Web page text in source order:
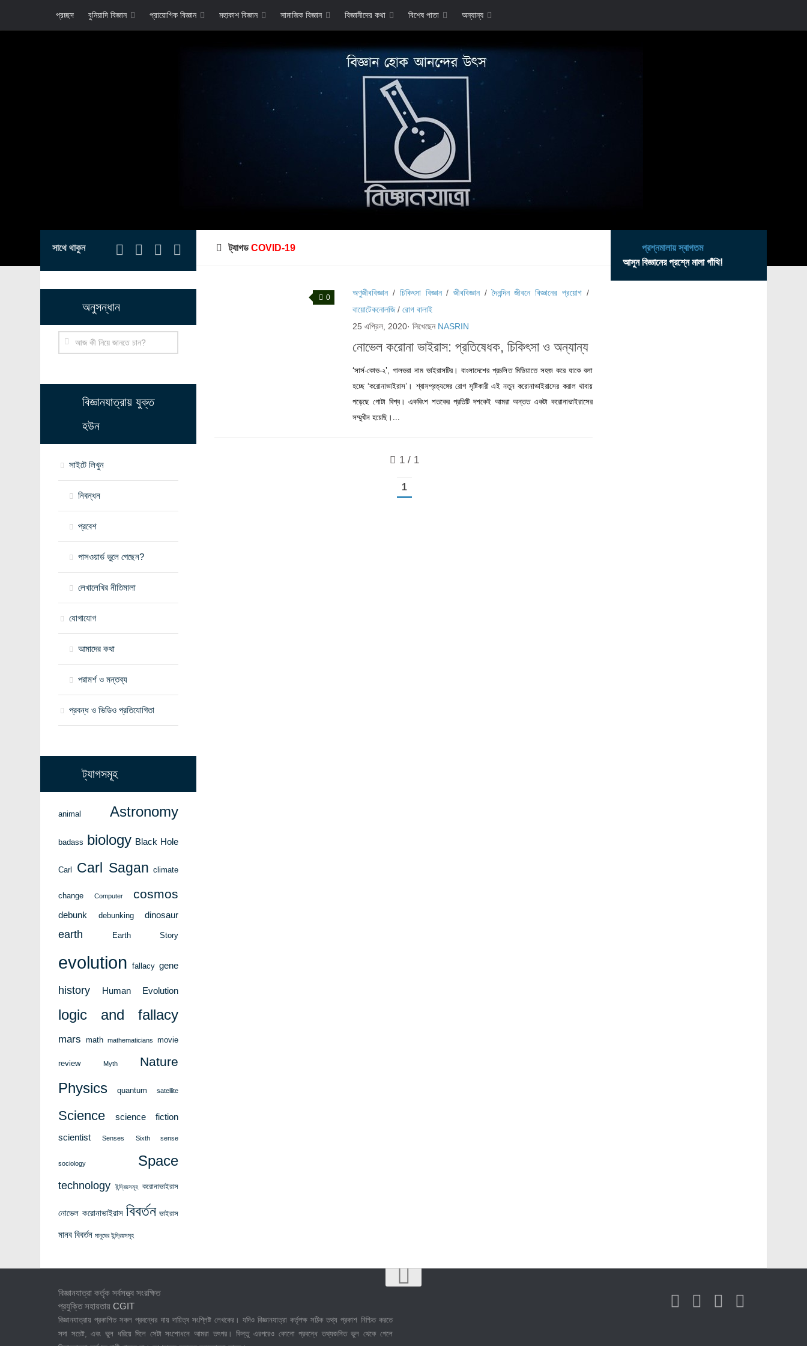
প্রচ্ছদ বুনিয়াদি বিজ্ঞান প্রায়োগিক বিজ্ঞান মহাকাশ বিজ্ঞান সামাজিক বিজ্ঞান বিজ্ঞানীদের কথা বিশেষ পাতা অন্যান্য
ট্যাগডCOVID-19
0 অণুজীববিজ্ঞান/ চিকিৎসা বিজ্ঞান/জীববিজ্ঞান/দৈনন্দিন জীবনে বিজ্ঞানের প্রয়োগ /
বায়োটেকনোলজি/রোগ বালাই
25 এপ্রিল, 2020· লিখেছেন NASRIN
নোভেল করোনা ভাইরাস: প্রতিষেধক, চিকিৎসা ও অন্যান্য
‘সার্স-কোভ-২’, গালভরা নাম ভাইরাসটির। বাংলাদেশের প্রচলিত মিডিয়াতে সহজ করে যাকে বলা
হচ্ছে ‘করোনাভাইরাস’। শ্বাসপ্রত্যঙ্গের রোগ সৃষ্টিকারী এই নতুন করোনাভাইরাসের করাল থাবায়
পড়েছে গোটা বিশ্ব। একবিংশ শতকের প্রতিটি দশকেই আমরা অন্তত একটা করোনাভাইরাসের
সম্মুখীন হয়েছি।...
1 / 1
1
সাথে থাকুন
অনুসন্ধান
বিজ্ঞানযাত্রায় যুক্ত
হউন
সাইটে লিখুন
নিবন্ধন
প্রবেশ
পাসওয়ার্ড ভুলে গেছেন?
লেখালেখির নীতিমালা
যোগাযোগ
আমাদের কথা
পরামর্শ ও মন্তব্য
প্রবন্ধ ও ভিডিও প্রতিযোগিতা
ট্যাগসমূহ
animal Astronomy
badass biology Black Hole
Carl Carl Sagan climate
change Computer cosmos
debunk debunking dinosaur
earth Earth Story
evolution fallacy gene
history Human Evolution
logic and fallacy
mars math mathematicians movie
review Myth Nature
Physics quantum satellite
Science science fiction
scientist Senses Sixth sense
sociology Space
technology ইন্দ্রিয়সমূহ করোনাভাইরাস
নোভেল করোনাভাইরাস বিবর্তন ভাইরাস
মানব বিবর্তন মানুষের ইন্দ্রিয়সমূহ
প্রশ্নমালায় স্বাগতম
আসুন বিজ্ঞানের প্রশ্নে মালা গাঁথি!
বিজ্ঞানযাত্রা কর্তৃক সর্বসত্ত্ব সংরক্ষিত
প্রযুক্তি সহায়তায়CGIT
বিজ্ঞানযাত্রায় প্রকাশিত সকল প্রবন্ধের দায় দায়িত্ব সংশ্লিষ্ট লেখকের। যদিও বিজ্ঞানযাত্রা কর্তৃপক্ষ সঠিক তথ্য প্রকাশ নিশ্চিত করতে
সদা সচেষ্ট, এবং ভুল ধরিয়ে দিলে সেটা সংশোধনে আমরা তৎপর। কিন্তু এরপরেও কোনো প্রবন্ধে তথ্যজনিত ভুল থেকে গেলে